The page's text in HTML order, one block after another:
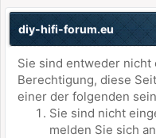
diy-hifi-forum.eu
Sie sind entweder
Berechtigung, diese
einer der folgenden
Sie sind nicht
melden Sie sich